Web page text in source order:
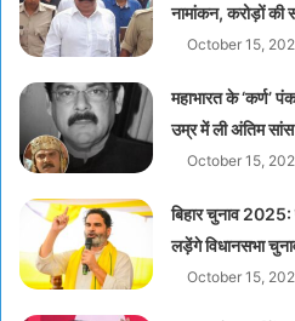
नामांकन, करोड़ों की
October 15,
महाभारत के ‘कर्ण’
उम्र में ली अंतिम सांस
October 15,
बिहार चुनाव 2025:
लड़ेंगे विधानसभा
October 15,